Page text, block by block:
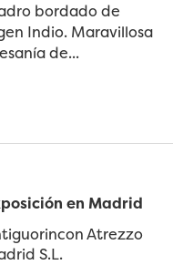
bordado de
Indio. Maravillosa
de...
en Madrid
Atrezzo
S.L.